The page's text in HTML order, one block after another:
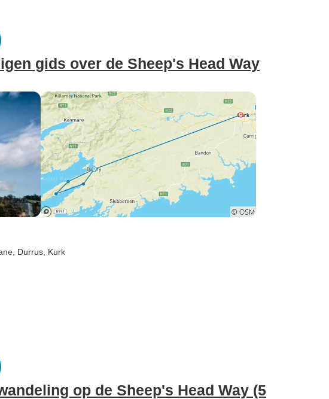
gids over de Sheep's Head Way
, Durrus , Kurk
op de Sheep's Head Way (5